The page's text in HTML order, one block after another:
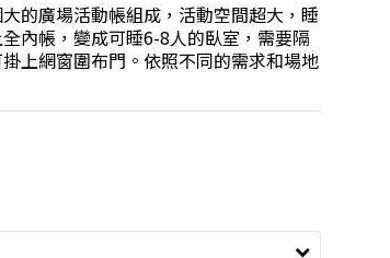
的廣場活動帳組成，活動空間超大，睡
內帳，變成可睡6-8人的臥室，需要隔
上網窗圍布門。依照不同的需求和場地